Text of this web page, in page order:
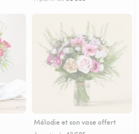
Mélodie et son vase offert